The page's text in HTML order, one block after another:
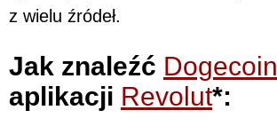
z wielu źródeł.
Jak znaleźć Dogecoin
aplikacji Revolut*: